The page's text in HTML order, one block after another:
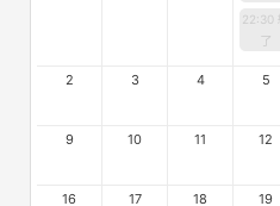
22:30
了
2 3 4 5
9 10 11 12
16 17 18 19